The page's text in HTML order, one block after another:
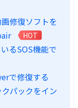
修復ソフトを
HOT
るSOS機能で
で修復する
パックをイン